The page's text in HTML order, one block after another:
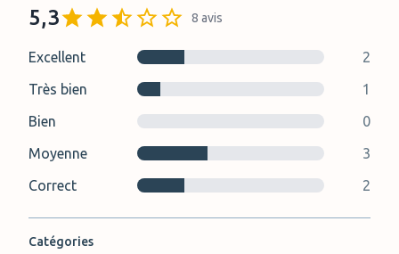
5,3 8 avis
Excellent
2
Très bien
1
Bien
0
Moyenne
3
Correct
2
Catégories